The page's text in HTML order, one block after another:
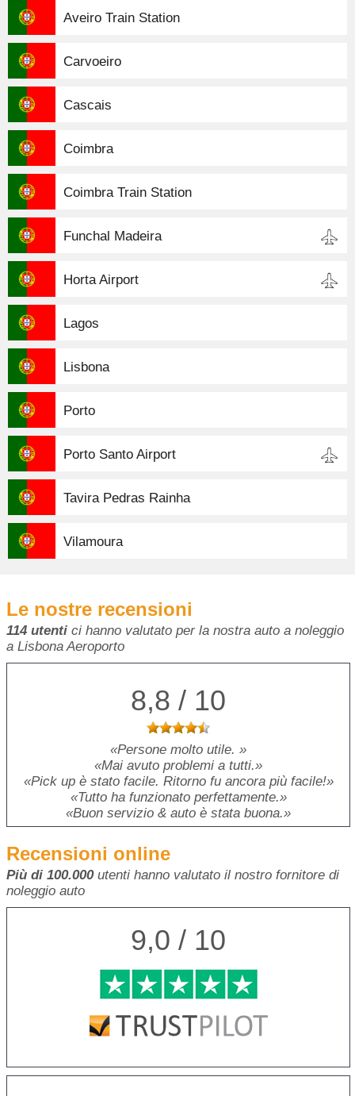
Aveiro Train Station
Carvoeiro
Cascais
Coimbra
Coimbra Train Station
Funchal Madeira
Horta Airport
Lagos
Lisbona
Porto
Porto Santo Airport
Tavira Pedras Rainha
Vilamoura
Le nostre recensioni
114 utenti ci hanno valutato per la nostra auto a noleggio
a Lisbona Aeroporto
8,8 / 10
Persone molto utile.
Mai avuto problemi a tutti.
Pick up è stato facile. Ritorno fu ancora più facile!
Tutto ha funzionato perfettamente.
Buon servizio & auto è stata buona.
Recensioni online
Più di 100.000utenti hanno valutato il nostro fornitore di
noleggio auto
9,0 / 10